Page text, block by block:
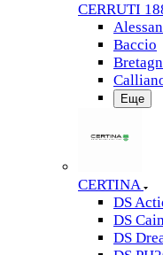
CERRUTI
Baccio
Еще
CERTINA
DS
DS
DS